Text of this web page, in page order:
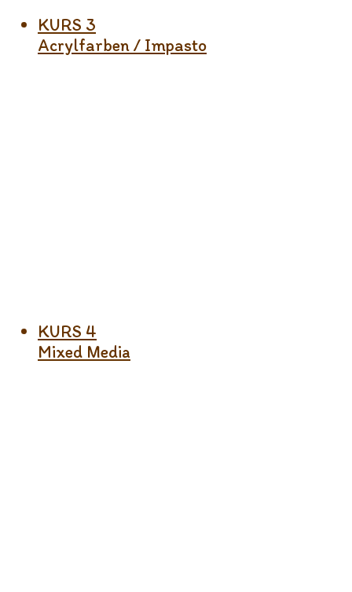
KURS 3
Acrylfarben / Impasto
KURS 4
Mixed Media